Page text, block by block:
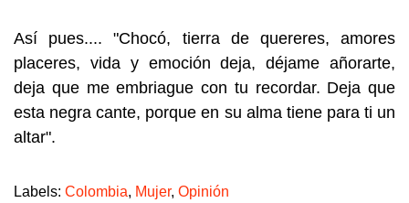
Así pues.... "Chocó, tierra de quereres, amores
placeres, vida y emoción deja, déjame añorarte,
deja que me embriague con tu recordar. Deja que
esta negra cante, porque en su alma tiene para ti un
altar".
Labels: Colombia, Mujer, Opinión